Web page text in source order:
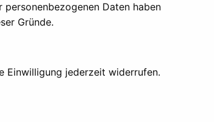
Daten haben
Gründe.
Einwilligung jederzeit widerrufen.